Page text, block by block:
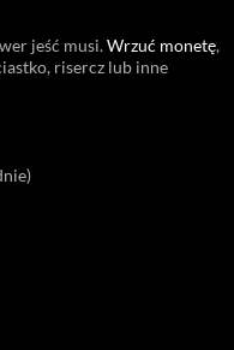
jeść musi.Wrzuć monetę,
risercz lub inne